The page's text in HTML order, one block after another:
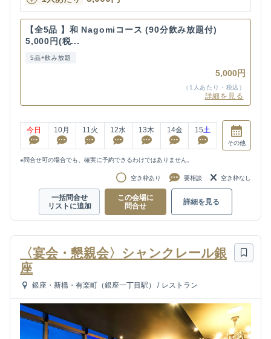
【全5品 】和 Nagomiコース (90分飲み放題付)
5,000円(税...
5品+飲み放題
5,000円
（1人あたり・税込）
詳細を見る
今日 10月 11 火 12水 13木 14金 15土
その他
※問合せ可の場合でも、確実に予約できるわけではありません。
空き枠あり 要相談 空き枠なし
一括問合せ
リストに追加
この会場に
問合せ
詳細を見る
〈宴会・懇親会〉シャンクレール銀
座
銀座・新橋・有楽町（銀座一丁目駅） / レストラン